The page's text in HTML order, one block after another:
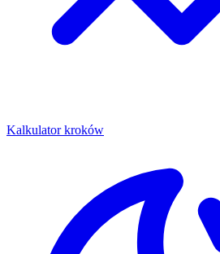
Kalkulator kroków